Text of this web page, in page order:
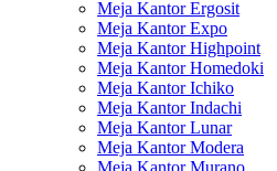
Meja Kantor Ergosit
Meja Kantor Expo
Meja Kantor Highpoint
Meja Kantor Homedoki
Meja Kantor Ichiko
Meja Kantor Indachi
Meja Kantor Lunar
Meja Kantor Modera
Meja Kantor Murano